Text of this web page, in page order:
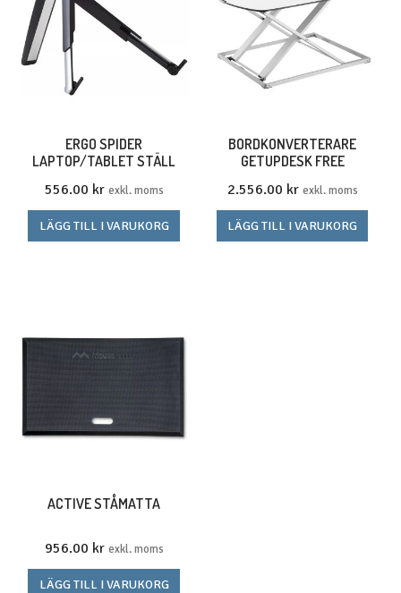
ERGO SPIDER
LAPTOP/TABLET STÄLL
556.00 kr exkl. moms
LÄGG TILL I VARUKORG
BORDKONVERTERARE
GETUPDESK FREE
2.556.00 kr exkl. moms
LÄGG TILL I VARUKORG
ACTIVE STÅMATTA
956.00 kr exkl. moms
LÄGG TILL I VARUKORG